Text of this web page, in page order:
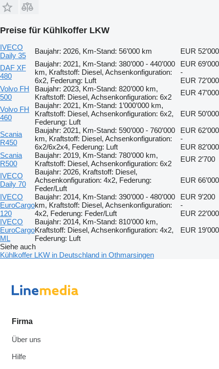
Preise für Kühlkoffer LKW
IVECO
Daily 35
Baujahr: 2026, Km-Stand: 56’000 km
EUR 52’000
DAF XF
480
Baujahr: 2021, Km-Stand: 380’000 - 440’000
km, Kraftstoff: Diesel, Achsenkonfiguration:
6x2, Federung: Luft
EUR 69’000
-
EUR 72’000
Volvo FH
500
Baujahr: 2023, Km-Stand: 820’000 km,
Kraftstoff: Diesel, Achsenkonfiguration: 6x2
EUR 47’000
Volvo FH
460
Baujahr: 2021, Km-Stand: 1’000’000 km,
Kraftstoff: Diesel, Achsenkonfiguration: 6x2,
Federung: Luft
EUR 50’000
Scania
R450
Baujahr: 2021, Km-Stand: 590’000 - 760’000
km, Kraftstoff: Diesel, Achsenkonfiguration:
6x2/6x2x4, Federung: Luft
EUR 62’000
-
EUR 82’000
Scania
R500
Baujahr: 2019, Km-Stand: 780’000 km,
Kraftstoff: Diesel, Achsenkonfiguration: 6x2
EUR 2’700
IVECO
Daily 70
Baujahr: 2026, Kraftstoff: Diesel,
Achsenkonfiguration: 4x2, Federung:
Feder/Luft
EUR 66’000
IVECO
EuroCargo
120
Baujahr: 2014, Km-Stand: 390’000 - 480’000
km, Kraftstoff: Diesel, Achsenkonfiguration:
4x2, Federung: Feder/Luft
EUR 9’200
-
EUR 22’000
IVECO
EuroCargo
ML
Baujahr: 2014, Km-Stand: 810’000 km,
Kraftstoff: Diesel, Achsenkonfiguration: 4x2,
Federung: Luft
EUR 19’000
Siehe auch
Kühlkoffer LKW in Deutschland in Othmarsingen
Firma
Über uns
Hilfe